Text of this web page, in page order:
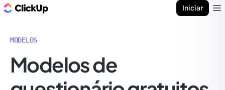
Iniciar
MODELOS
Modelos de